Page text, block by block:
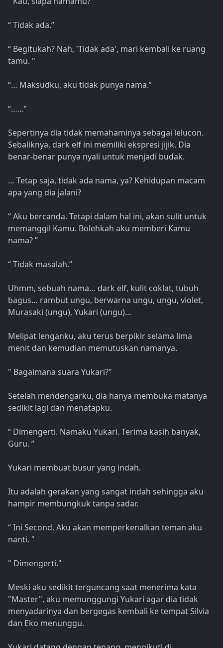
“ Tidak ada.”
“ Begitukah? Nah, 'Tidak ada', mari kembali ke ruang
tamu. "
“… Maksudku, aku tidak punya nama.”
“……”
Sepertinya dia tidak memahaminya sebagai lelucon.
Sebaliknya, dark elf ini memiliki ekspresi jijik. Dia
benar-benar punya nyali untuk menjadi budak.
… Tetap saja, tidak ada nama, ya? Kehidupan macam
apa yang dia jalani?
“ Aku bercanda. Tetapi dalam hal ini, akan sulit untuk
memanggil Kamu. Bolehkah aku memberi Kamu
nama? ”
“ Tidak masalah.”
Uhmm, sebuah nama… dark elf, kulit coklat, tubuh
bagus… rambut ungu, berwarna ungu, ungu, violet,
Murasaki (ungu), Yukari (ungu)…
Melipat lenganku, aku terus berpikir selama lima
menit dan kemudian memutuskan namanya.
" Bagaimana suara Yukari?"
Setelah mendengarku, dia hanya membuka matanya
sedikit lagi dan menatapku.
“ Dimengerti. Namaku Yukari. Terima kasih banyak,
Guru. ”
Yukari membuat busur yang indah.
Itu adalah gerakan yang sangat indah sehingga aku
hampir membungkuk tanpa sadar.
“ Ini Second. Aku akan memperkenalkan teman aku
nanti. "
" Dimengerti."
Meski aku sedikit terguncang saat menerima kata
"Master", aku memunggungi Yukari agar dia tidak
menyadarinya dan bergegas kembali ke tempat Silvia
dan Eko menunggu.